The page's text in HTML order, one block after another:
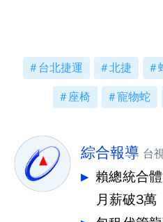
台北捷運 北捷
座椅 寵物蛇
綜合報導 台
賴總統合
月薪破3萬